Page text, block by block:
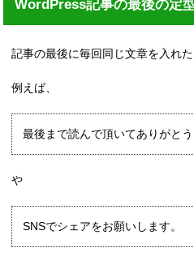
WordPress記事の最後の定
記事の最後に毎回同じ文章を入れ
例えば、
最後まで読んで頂いてありがとう
や
SNSでシェアをお願いします。